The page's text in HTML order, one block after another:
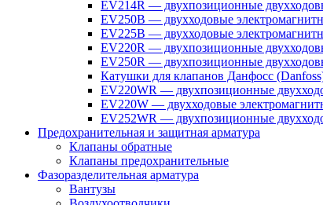
EV214R — двухпозиционные
EV250B — двухходовые
EV225B — двухходовые
EV220R — двухпозиционные
EV250R — двухпозиционные
Катушки для клапанов Данфосс
EV220WR — двухпозиционные
EV220W — двухходовые
EV252WR — двухпозиционные
Предохранительная и защитная арматура
Клапаны обратные
Клапаны предохранительные
Фазоразделительная арматура
Вантузы